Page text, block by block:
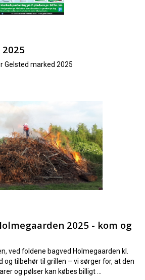
Gelsted marked 2025
2025 - kom og
ved foldene bagved Holmegaarden kl.
og tilbehør til grillen – vi sørger for, at den
og pølser kan købes billigt ...